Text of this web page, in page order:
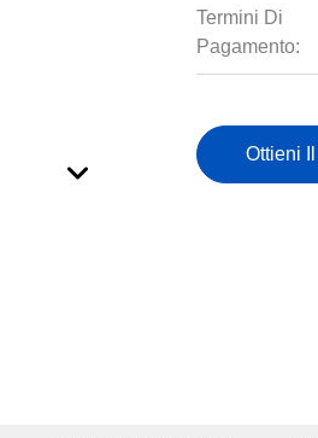
Termini Di
Pagamento:
Ottieni